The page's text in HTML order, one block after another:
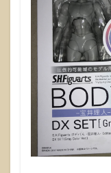
いて
みよ
まと